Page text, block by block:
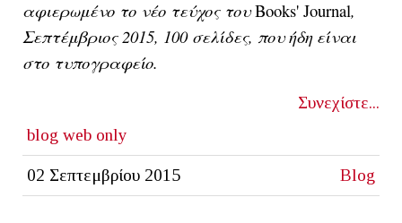
αφιερωμένο το νέο τεύχος τουBooks' Journal,
Σεπτέμβριος 2015, 100 σελίδες, που ήδη είναι
στο τυπογραφείο.
Συνεχίστε...
blog web only
02 Σεπτεμβρίου 2015 Blog